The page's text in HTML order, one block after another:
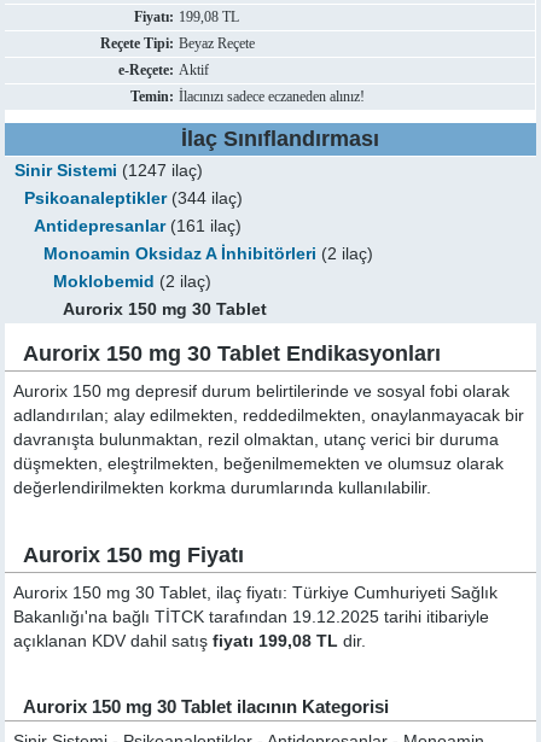
Fiyatı: 199,08 TL
Reçete Tipi: Beyaz Reçete
e-Reçete: Aktif
Temin: İlacınızı sadece eczaneden alınız!
İlaç Sınıflandırması
Sinir Sistemi (1247 ilaç)
Psikoanaleptikler(344 ilaç)
Antidepresanlar(161 ilaç)
Monoamin Oksidaz A İnhibitörleri (2 ilaç)
Moklobemid (2 ilaç)
Aurorix 150 mg 30 Tablet
Aurorix 150 mg 30 Tablet Endikasyonları
Aurorix 150 mg depresif durum belirtilerinde ve sosyal fobi olarak
adlandırılan; alay edilmekten, reddedilmekten, onaylanmayacak bir
davranışta bulunmaktan, rezil olmaktan, utanç verici bir duruma
düşmekten, eleştrilmekten, beğenilmemekten ve olumsuz olarak
değerlendirilmekten korkma durumlarında kullanılabilir.
Aurorix 150 mg Fiyatı
Aurorix 150 mg 30 Tablet, ilaç fiyatı: Türkiye Cumhuriyeti Sağlık
Bakanlığı'na bağlı TİTCK tarafından 19.12.2025 tarihi itibariyle
açıklanan KDV dahil satışfiyatı 199,08 TL dir.
Aurorix 150 mg 30 Tablet ilacının Kategorisi